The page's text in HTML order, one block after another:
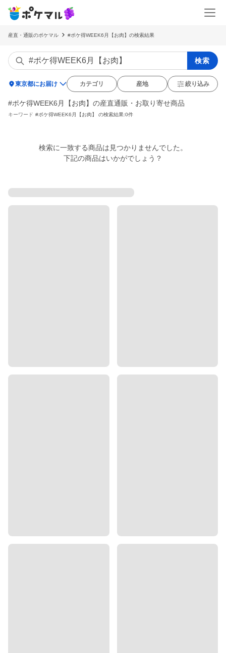
産直・通販のポケマル #ポケ得WEEK6月【お肉】の検索結果
検索
location_on東京都にお届け カテゴリ 産地 絞り込み
#ポケ得WEEK6月【お肉】の産直通販・お取り寄せ商品
キーワード #ポケ得WEEK6月【お肉】 の検索結果:0件
検索に一致する商品は見つかりませんでした。
下記の商品はいかがでしょう？